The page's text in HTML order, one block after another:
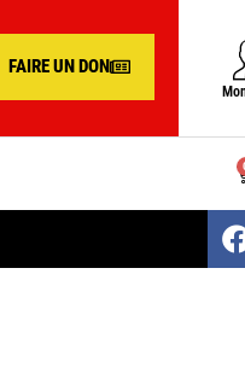
FAIRE UN DON
SENEGAL : Nomination